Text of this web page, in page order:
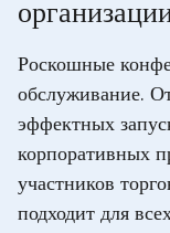
Роскошные
обслуживание.
эффектных
корпоративных
участников
подходит для